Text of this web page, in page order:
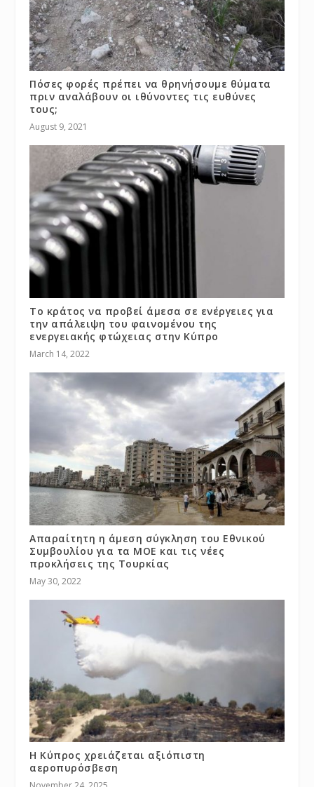
Πόσες φορές πρέπει να θρηνήσουμε θύματα
πριν αναλάβουν οι ιθύνοντες τις ευθύνες
τους;
August 9, 2021
Το κράτος να προβεί άμεσα σε ενέργειες για
την απάλειψη του φαινομένου της
ενεργειακής φτώχειας στην Κύπρο
March 14, 2022
Απαραίτητη η άμεση σύγκληση του Εθνικού
Συμβουλίου για τα ΜΟΕ και τις νέες
προκλήσεις της Τουρκίας
May 30, 2022
Η Κύπρος χρειάζεται αξιόπιστη
αεροπυρόσβεση